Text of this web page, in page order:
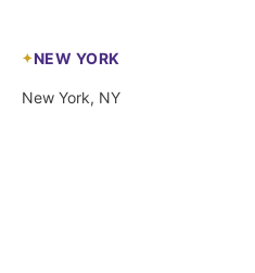
NEW YORK
New York, NY